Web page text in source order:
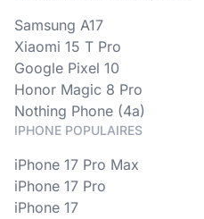
Samsung A17
Xiaomi 15 T Pro
Google Pixel 10
Honor Magic 8 Pro
Nothing Phone (4a)
IPHONE POPULAIRES
iPhone 17 Pro Max
iPhone 17 Pro
iPhone 17